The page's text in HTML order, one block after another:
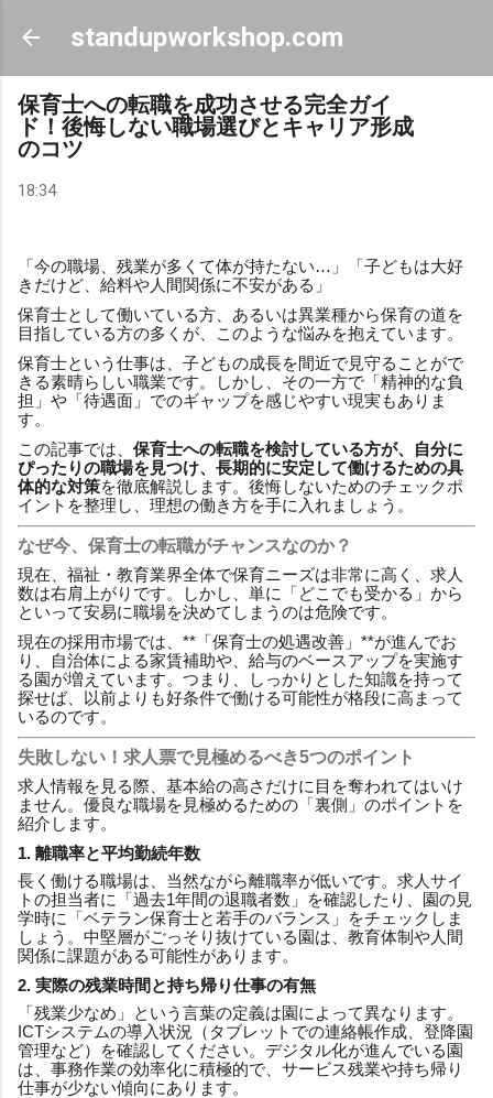
スキップしてメイン コンテンツに移動
standupworkshop.com
保育士への転職を成功させる完全ガイ
ド！後悔しない職場選びとキャリア形成
のコツ
18:34
「今の職場、残業が多くて体が持たない…」「子どもは大好
きだけど、給料や人間関係に不安がある」
保育士として働いている方、あるいは異業種から保育の道を
目指している方の多くが、このような悩みを抱えています。
保育士という仕事は、子どもの成長を間近で見守ることがで
きる素晴らしい職業です。しかし、その一方で「精神的な負
担」や「待遇面」でのギャップを感じやすい現実もありま
す。
この記事では、 保育士への転職を検討している方が、自分に
ぴったりの職場を見つけ、長期的に安定して働けるための具
体的な対策を徹底解説します。後悔しないためのチェックポ
イントを整理し、理想の働き方を手に入れましょう。
なぜ今、保育士の転職がチャンスなのか？
現在、福祉・教育業界全体で保育ニーズは非常に高く、求人
数は右肩上がりです。しかし、単に「どこでも受かる」から
といって安易に職場を決めてしまうのは危険です。
現在の採用市場では、**「保育士の処遇改善」**が進んでお
り、自治体による家賃補助や、給与のベースアップを実施す
る園が増えています。つまり、しっかりとした知識を持って
探せば、以前よりも好条件で働ける可能性が格段に高まって
いるのです。
失敗しない！求人票で見極めるべき5つのポイント
求人情報を見る際、基本給の高さだけに目を奪われてはいけ
ません。優良な職場を見極めるための「裏側」のポイントを
紹介します。
1. 離職率と平均勤続年数
長く働ける職場は、当然ながら離職率が低いです。求人サイ
トの担当者に「過去1年間の退職者数」を確認したり、園の見
学時に「ベテラン保育士と若手のバランス」をチェックしま
しょう。中堅層がごっそり抜けている園は、教育体制や人間
関係に課題がある可能性があります。
2. 実際の残業時間と持ち帰り仕事の有無
「残業少なめ」という言葉の定義は園によって異なります。
ICTシステムの導入状況（タブレットでの連絡帳作成、登降園
管理など）を確認してください。デジタル化が進んでいる園
は、事務作業の効率化に積極的で、サービス残業や持ち帰り
仕事が少ない傾向にあります。